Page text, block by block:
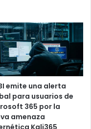
emite una alerta
para usuarios de
365 por la
amenaza